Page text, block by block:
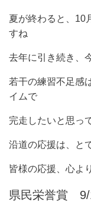
夏が終わると、10
すね
去年に引き続き、
若干の練習不足感
イムで
完走したいと思っ
沿道の応援は、と
皆様の応援、心よ
県民栄誉賞 9/